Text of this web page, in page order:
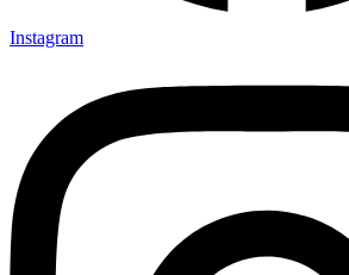
Instagram